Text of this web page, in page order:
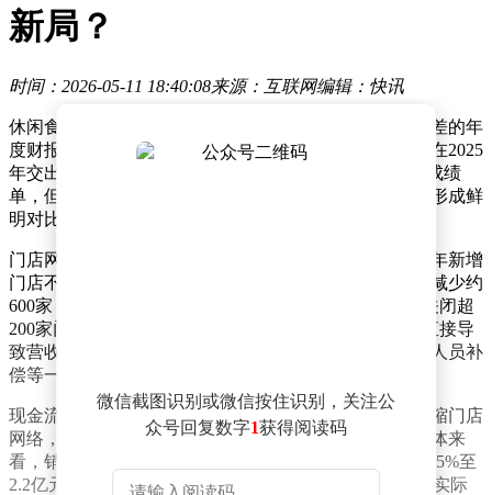
新局？
时间：2026-05-11 18:40:08来源：互联网编辑：快讯
休闲食品行业正经历剧烈震荡，良品铺子以一份极具反差的年
度财报引发市场热议。这家曾以门店扩张著称的企业，在2025
年交出了营收同比下滑超两成、净利润亏损1.48亿元的成绩
单，但同期经营现金流净额却从570万元飙升至4亿元，形成鲜
明对比。
门店网络收缩成为业绩波动的主因。数据显示，公司全年新增
门店不足300家，却关闭了近900家直营与加盟门店，净减少约
600家，年末门店总数降至2100余家。华中地区因亏损关闭超
200家门店，华东、西南区域也各关闭百余家。关店潮直接导
致营收跌破55亿元，同时产生设备处置、租金违约金、人员补
偿等一次性支出，这些成本集中计入报表形成亏损。
现金流逆势增长源于激进的成本控制策略。通过大幅收缩门店
网络，公司削减了庞大的运营团队及相关税费支出。具体来
看，销售费用同比减少15%至13亿元，管理费用降幅达35%至
2.2亿元，远超营收下降幅度。这种"断臂止血"的举措，实际
微信截图识别或微信按住识别，关注公
众号回复数字1获得阅读码